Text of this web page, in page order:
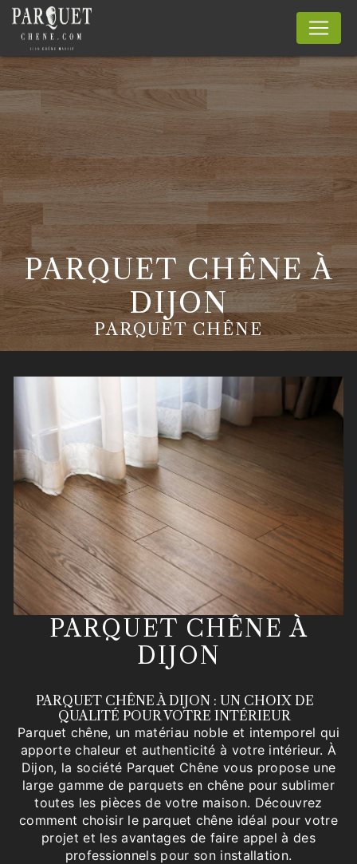
PARQUET CHÊNE À
DIJON
PARQUET CHÊNE
PARQUET CHÊNE À
DIJON
PARQUET CHÊNE À DIJON : UN CHOIX DE
QUALITÉ POUR VOTRE INTÉRIEUR
Parquet chêne, un matériau noble et intemporel qui
apporte chaleur et authenticité à votre intérieur. À
Dijon, la société Parquet Chêne vous propose une
large gamme de parquets en chêne pour sublimer
toutes les pièces de votre maison. Découvrez
comment choisir le parquet chêne idéal pour votre
projet et les avantages de faire appel à des
professionnels pour son installation.
Panneau de gestion des cookies